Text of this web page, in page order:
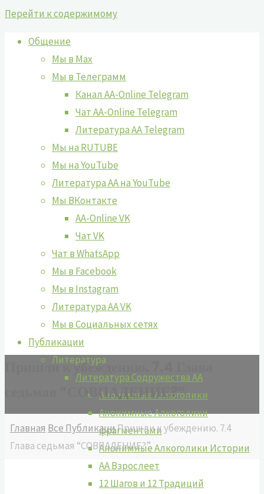
Перейти к содержимому
Общение
Мы в Max
Мы в Телеграмм
Канал AA-Online Telegram
Чат AA-Online Telegram
Литература АА Telegram
Мы на RUTUBE
Мы на YouTube
Литература АА на YouTube
Мы ВКонтакте
AA-Online VK
Чат VK
Чат в WhatsApp
Мы в Facebook
Мы в Instagram
Литература АА VK
Мы в Социальных сетях
Публикации
Литература
Литература Содружества АА
Анонимные Алкоголики
Анонимные Алкоголики
фрагментами
Анонимные Алкоголики Истории
АА Взрослеет
12 Шагов и 12 Традиций
Пришли к убеждению. 7.4 Глава
седьмая “СОВПАДЕНИЕ?”
Главная Все ПубликациПришли к убеждению. 7.4
Глава седьмая “СОВПАДЕНИЕ?”